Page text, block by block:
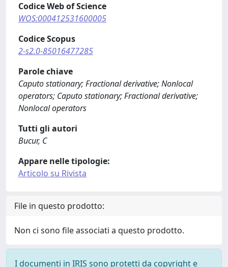
Codice Web of Science
WOS:000412531600005
Codice Scopus
2-s2.0-85016477285
Parole chiave
Caputo stationary; Fractional derivative; Nonlocal
operators; Caputo stationary; Fractional derivative;
Nonlocal operators
Tutti gli autori
Bucur, C
Appare nelle tipologie:
Articolo su Rivista
File in questo prodotto:
Non ci sono file associati a questo prodotto.
I documenti in IRIS sono protetti da copyright e